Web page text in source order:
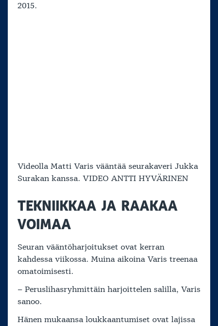
2015.
Videolla Matti Varis vääntää seurakaveri Jukka
Surakan kanssa. VIDEO ANTTI HYVÄRINEN
TEKNIIKKAA JA RAAKAA
VOIMAA
Seuran vääntöharjoitukset ovat kerran
kahdessa viikossa. Muina aikoina Varis treenaa
omatoimisesti.
– Peruslihasryhmittäin harjoittelen salilla, Varis
sanoo.
Hänen mukaansa loukkaantumiset ovat lajissa